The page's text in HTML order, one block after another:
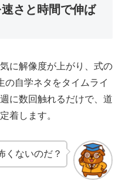
さと時間で伸ば
に解像度が上がり、式の
の自学ネタをタイムライ
に数回触れるだけで、道
着します。
くないのだ？